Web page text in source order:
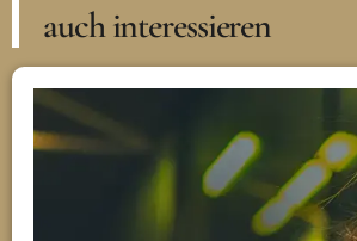
auch interessieren